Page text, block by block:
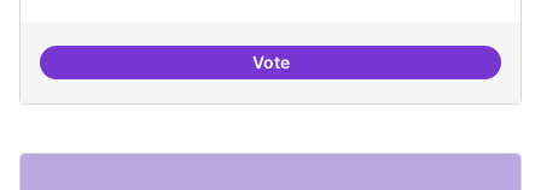
VoteTallers de col·laboració